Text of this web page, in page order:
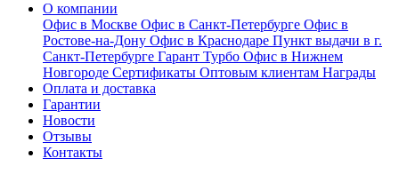
О компании
Офис в Москве Офис в Санкт-Петербурге Офис в
Ростове-на-Дону Офис в Краснодаре Пункт выдачи в г.
Санкт-Петербурге Гарант Турбо Офис в Нижнем
Новгороде Сертификаты Оптовым клиентам Награды
Оплата и доставка
Гарантии
Новости
Отзывы
Контакты